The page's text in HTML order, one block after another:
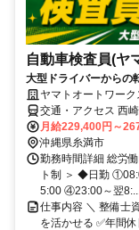
自動車検査員(ヤ
大型ドライバーからの
ヤマトオートワー
交通・アクセス 西
月給229,400円～
沖縄県糸満市
勤務時間詳細 総労
ト制 ＞ ◆日勤
5:00 ④23:00～翌
仕事内容 ＼ 整備士
を活かせる ✅年間